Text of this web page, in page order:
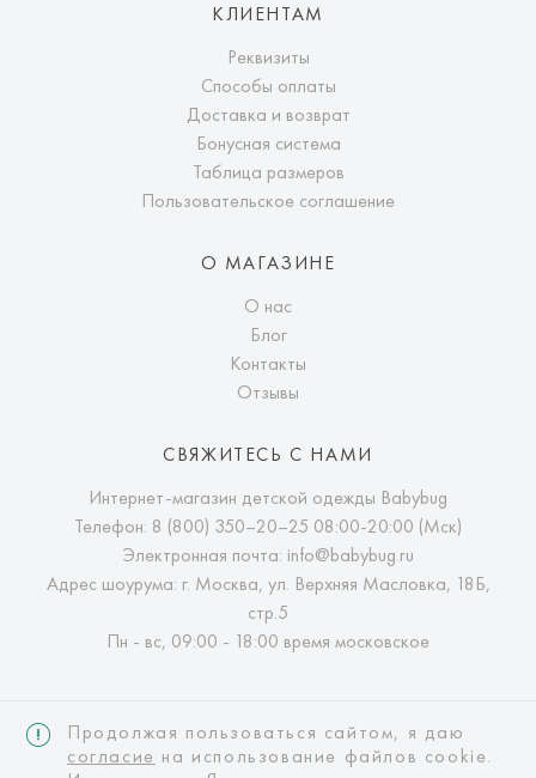
КЛИЕНТАМ
Реквизиты
Способы оплаты
Доставка и возврат
Бонусная система
Таблица размеров
Пользовательское соглашение
О МАГАЗИНЕ
О нас
Блог
Контакты
Отзывы
СВЯЖИТЕСЬ С НАМИ
Интернет-магазин детской одежды Babybug
Телефон: 8 (800) 350–20–25 08:00-20:00 (Мск)
Электронная почта: info@babybug.ru
Адрес шоурума: г. Москва, ул. Верхняя Масловка, 18Б,
стр.5
Пн - вс, 09:00 - 18:00 время московское
Продолжая пользоваться сайтом, я даю
согласие на использование файлов cookie.